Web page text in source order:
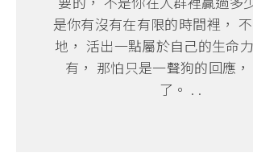
是你有沒有在有限的時間裡，
地， 活出一點屬於自己的生命
有， 那怕只是一聲狗的回應
了。 . .